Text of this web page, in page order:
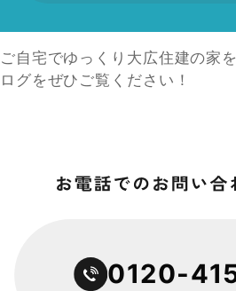
ご自宅でゆっくり大広住建の家
ログをぜひご覧ください！
0120-